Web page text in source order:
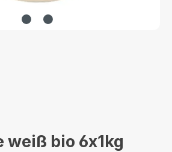
weiß bio 6x1kg